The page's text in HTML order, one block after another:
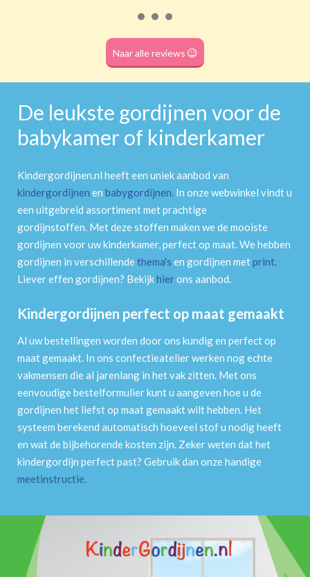
(dubbele tunnel)
Naar alle reviews
De leukste gordijnen voor de
babykamer of kinderkamer
Kindergordijnen.nl heeft een uniek aanbod van
kindergordijnen en babygordijnen. In onze webwinkel vindt u
een uitgebreid assortiment met prachtige
gordijnstoffen. Met deze stoffen maken we de mooiste
gordijnen voor uw kinderkamer, perfect op maat. We hebben
gordijnen in verschillendethema's en gordijnen metprint.
Liever effen gordijnen? Bekijkhierons aanbod.
Kindergordijnen perfect op maat gemaakt
Al uw bestellingen worden door ons kundig en perfect op
maat gemaakt. In ons confectieatelier werken nog echte
vakmensen die al jarenlang in het vak zitten. Met ons
eenvoudige bestelformulier kunt u aangeven hoe u de
gordijnen het liefst op maat gemaakt wilt hebben. Het
systeem berekend automatisch hoeveel stof u nodig heeft
en wat de bijbehorende kosten zijn. Zeker weten dat het
kindergordijn perfect past? Gebruik dan onze handige
meetinstructie.